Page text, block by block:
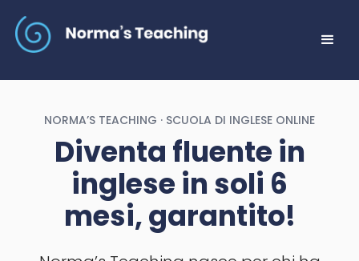
NORMA’S TEACHING · SCUOLA DI INGLESE ONLINE
Diventa fluente in
inglese in soli 6
mesi, garantito!